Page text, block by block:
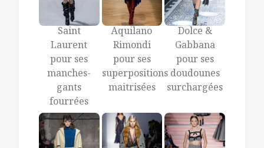
Saint
Laurent
pour ses
manches-
gants
fourrées
Aquilano
Rimondi
pour ses
superpositions
maitrisées
Dolce &
Gabbana
pour ses
doudounes
surchargées